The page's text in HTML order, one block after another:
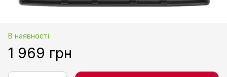
В наявності
1 969 грн